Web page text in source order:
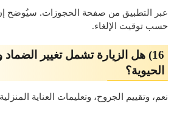
عبر التطبيق من صفحة الحجوزات. سيُوضح
حسب توقيت الإلغاء.
16) هل الزيارة تشمل تغيير
الحيوية؟
نعم، وتقييم الجروح، وتعليمات العناية